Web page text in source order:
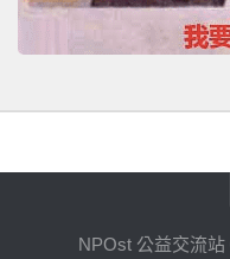
NPOst 公益交流